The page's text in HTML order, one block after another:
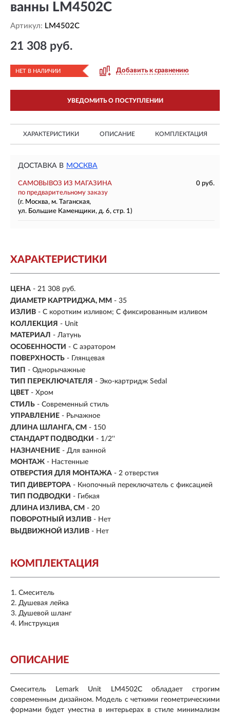
ванны LM4502C
Артикул: LM4502C
21 308 руб.
НЕТ В НАЛИЧИИ Добавить к сравнению
УВЕДОМИТЬ О ПОСТУПЛЕНИИ
ХАРАКТЕРИСТИКИ ОПИСАНИЕ КОМПЛЕКТАЦИЯ
ДОСТАВКА В МОСКВА
САМОВЫВОЗ ИЗ МАГАЗИНА
0 руб.
по предварительному заказу
(г. Москва, м. Таганская,
ул. Большие Каменщики, д. 6, стр. 1)
ХАРАКТЕРИСТИКИ
ЦЕНА - 21 308 руб.
ДИАМЕТР КАРТРИДЖА, ММ - 35
ИЗЛИВ - С коротким изливом; С фиксированным изливом
КОЛЛЕКЦИЯ - Unit
МАТЕРИАЛ - Латунь
ОСОБЕННОСТИ - С аэратором
ПОВЕРХНОСТЬ - Глянцевая
ТИП - Однорычажные
ТИП ПЕРЕКЛЮЧАТЕЛЯ - Эко-картридж Sedal
ЦВЕТ - Хром
СТИЛЬ - Современный стиль
УПРАВЛЕНИЕ - Рычажное
ДЛИНА ШЛАНГА, СМ - 150
СТАНДАРТ ПОДВОДКИ - 1/2''
НАЗНАЧЕНИЕ - Для ванной
МОНТАЖ - Настенные
ОТВЕРСТИЯ ДЛЯ МОНТАЖА - 2 отверстия
ТИП ДИВЕРТОРА - Кнопочный переключатель с фиксацией
ТИП ПОДВОДКИ -
Гибкая
ДЛИНА ИЗЛИВА, СМ - 20
ПОВОРОТНЫЙ ИЗЛИВ - Нет
ВЫДВИЖНОЙ ИЗЛИВ - Нет
КОМПЛЕКТАЦИЯ
Смеситель
Душевая лейка
Душевой шланг
Инструкция
ОПИСАНИЕ
Смеситель Lemark Unit LM4502C обладает строгим
современным дизайном. Модель с четкими геометрическими
формами будет уместна в интерьерах в стиле минимализм